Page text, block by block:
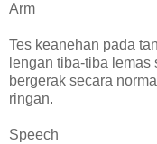
Arm
Tes keanehan pada
lengan tiba-tiba
bergerak secara
ringan.
Speech